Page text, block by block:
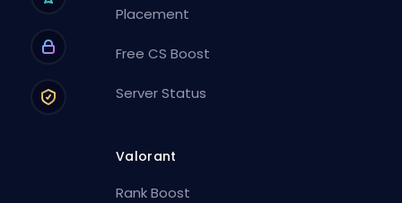
Placement
Free CS Boost
Server Status
Valorant
Rank Boost